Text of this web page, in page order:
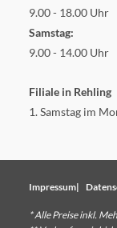
9.00 - 18.00 Uhr
Samstag:
9.00 - 14.00 Uhr
Filiale in Rehling
1. Samstag im
Impressum
* Alle Preise inkl.